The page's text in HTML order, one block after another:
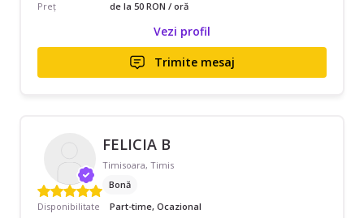
Preț
de la 50 RON / oră
Vezi profil
Trimite mesaj
FELICIA B
Timisoara, Timis
Bonă
Disponibilitate
Part-time, Ocazional